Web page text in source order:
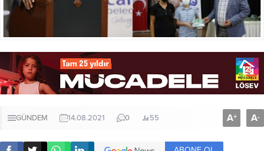
GÜNDEM 14.08.2021 0 55 A+ A-